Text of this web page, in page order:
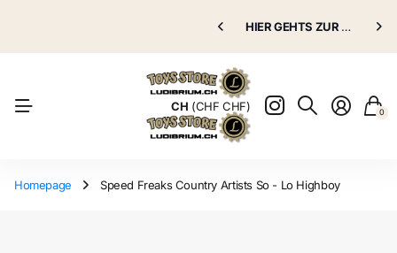
Puppenklinik HIER GEHTS ZUR
CH (CHF CHF) 0
Homepage Speed Freaks Country Artists So - Lo Highboy